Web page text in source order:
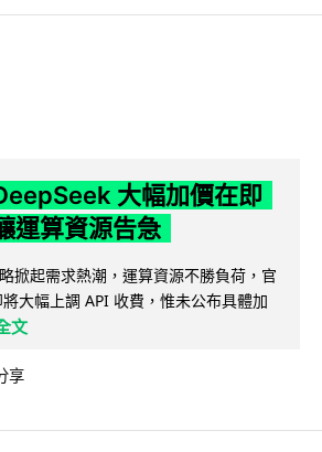
大幅加價在即
運算資源告急
掀起需求熱潮，運算資源不勝負荷，官
大幅上調 API 收費，惟未公布具體加
文
享